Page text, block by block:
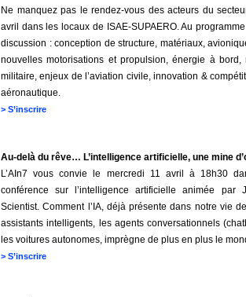
Ne manquez pas le rendez-vous des acteurs du
avril dans les locaux de ISAE-SUPAERO. Au
discussion : conception de structure, matériaux,
nouvelles motorisations et propulsion, énergie à
militaire, enjeux de l’aviation civile, innovation &
aéronautique.
> S’inscrire
Au-delà du rêve… L’intelligence artificielle, une mine
L’AIn7 vous convie le mercredi 11 avril à 18h30
conférence sur l’intelligence artificielle animée par
Scientist. Comment l’IA, déjà présente dans notre vie
assistants intelligents, les agents conversationnels
les voitures autonomes, imprègne de plus en plus le
> S’inscrire